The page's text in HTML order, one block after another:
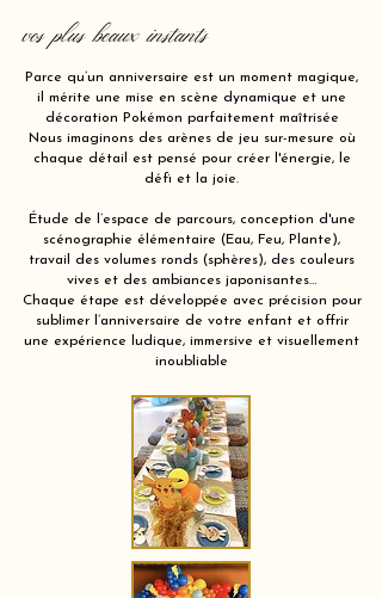
vos plus beaux instants
Parce qu’un anniversaire est un moment magique,
il mérite une mise en scène dynamique et une
décoration Pokémon parfaitement maîtrisée
Nous imaginons des arènes de jeu sur-mesure où
chaque détail est pensé pour créer l'énergie, le
défi et la joie.
Étude de l’espace de parcours, conception d'une
scénographie élémentaire (Eau, Feu, Plante),
travail des volumes ronds (sphères), des couleurs
vives et des ambiances japonisantes…
Chaque étape est développée avec précision pour
sublimer l’anniversaire de votre enfant et offrir
une expérience ludique, immersive et visuellement
inoubliable